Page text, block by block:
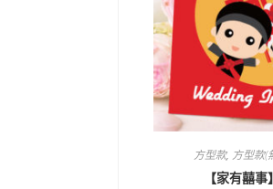
方型款, 方型款(
【家有囍